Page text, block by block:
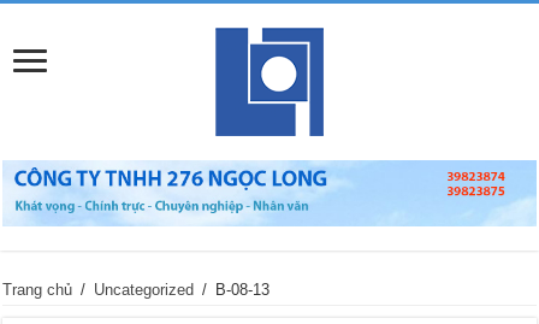
Trang chủ / Uncategorized / B-08-13